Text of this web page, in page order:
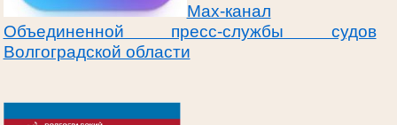
Max-канал
Объединенной пресс-службы судов
Волгоградской области